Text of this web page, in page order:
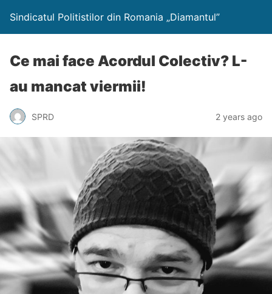
Sindicatul Politistilor din Romania „Diamantul”
Ce mai face Acordul Colectiv? L-
au mancat viermii!
SPRD 2 years ago